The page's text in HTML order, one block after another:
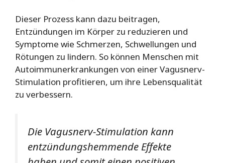
Dieser Prozess kann dazu beitragen,
Entzündungen im Körper zu reduzieren und
Symptome wie Schmerzen, Schwellungen und
Rötungen zu lindern. So können Menschen mit
Autoimmunerkrankungen von einer Vagusnerv-
Stimulation profitieren, um ihre Lebensqualität
zu verbessern.
Die Vagusnerv-Stimulation kann
entzündungshemmende Effekte